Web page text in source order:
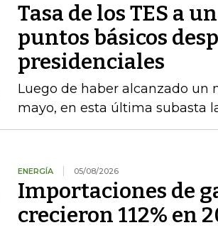
Tasa de los TES a
puntos básicos
presidenciales
Luego de haber alcanzado un
mayo, en esta última subasta
ENERGÍA 05/08/2026
Importaciones de
crecieron 112% en